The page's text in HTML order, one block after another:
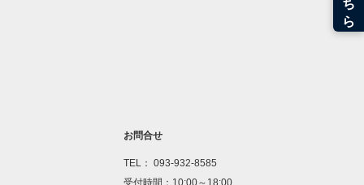
お問合せ
TEL： 093-932-8585
受付時間：10:00～18:00